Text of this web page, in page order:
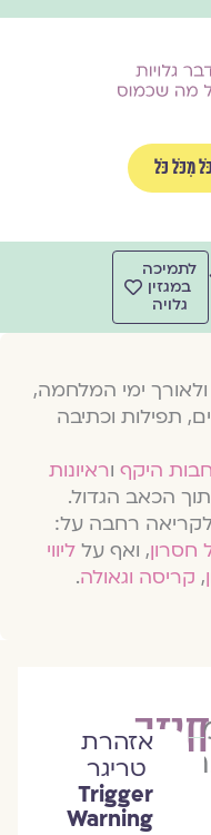
מִכֹּל כֹּל
לתמיכה
במגזין
גלויה
ולאורך ימי המלחמה,
תפילות וכתיבה
היקף וראיונות
הכאב הגדול.
לקריאה רחבה על:
חסרון, ואף על ליווי
, קריסה וגאולה.
אזהרת
טריגר
Trigger
Warning